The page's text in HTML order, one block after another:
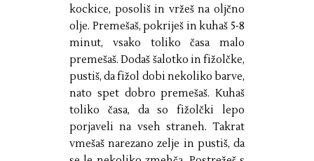
kockice, posoliš in vržeš na oljčno
olje. Premešaš, pokriješ in kuhaš 5-8
minut, vsako toliko časa malo
premešaš. Dodaš šalotko in fižolčke,
pustiš, da fižol dobi nekoliko barve,
nato spet dobro premešaš. Kuhaš
toliko časa, da so fižolčki lepo
porjaveli na vseh straneh. Takrat
vmešaš narezano zelje in pustiš, da